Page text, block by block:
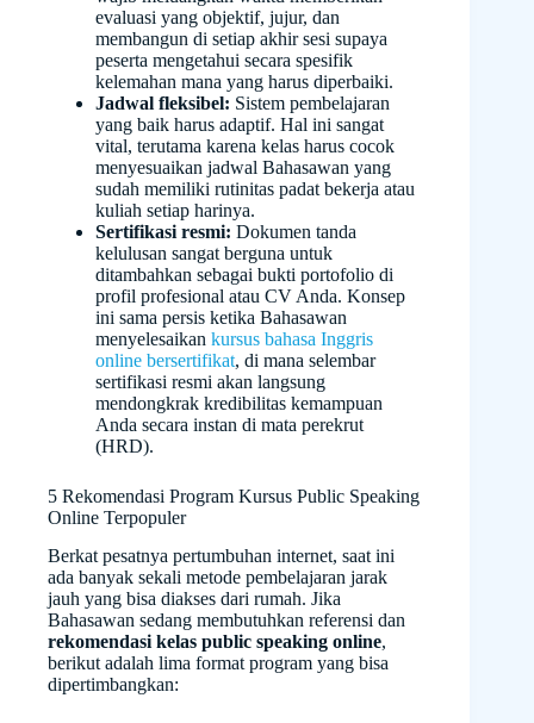
evaluasi yang objektif, jujur, dan
membangun di setiap akhir sesi supaya
peserta mengetahui secara spesifik
kelemahan mana yang harus diperbaiki.
Jadwal fleksibel: Sistem pembelajaran
yang baik harus adaptif. Hal ini sangat
vital, terutama karena kelas harus cocok
menyesuaikan jadwal Bahasawan yang
sudah memiliki rutinitas padat bekerja atau
kuliah setiap harinya.
Sertifikasi resmi: Dokumen tanda
kelulusan sangat berguna untuk
ditambahkan sebagai bukti portofolio di
profil profesional atau CV Anda. Konsep
ini sama persis ketika Bahasawan
menyelesaikan kursus bahasa Inggris
online bersertifikat, di mana selembar
sertifikasi resmi akan langsung
mendongkrak kredibilitas kemampuan
Anda secara instan di mata perekrut
(HRD).
5 Rekomendasi Program Kursus Public Speaking
Online Terpopuler
Berkat pesatnya pertumbuhan internet, saat ini
ada banyak sekali metode pembelajaran jarak
jauh yang bisa diakses dari rumah. Jika
Bahasawan sedang membutuhkan referensi dan
rekomendasi kelas public speaking online,
berikut adalah lima format program yang bisa
dipertimbangkan: